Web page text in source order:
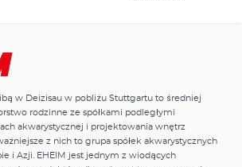
w Deizisau w pobliżu Stuttgartu to średniej
rodzinne ze spółkami podległymi
akwarystycznej i projektowania wnętrz
z nich to grupa spółek akwarystycznych
i Azji. EHEIM jest jednym z wiodących